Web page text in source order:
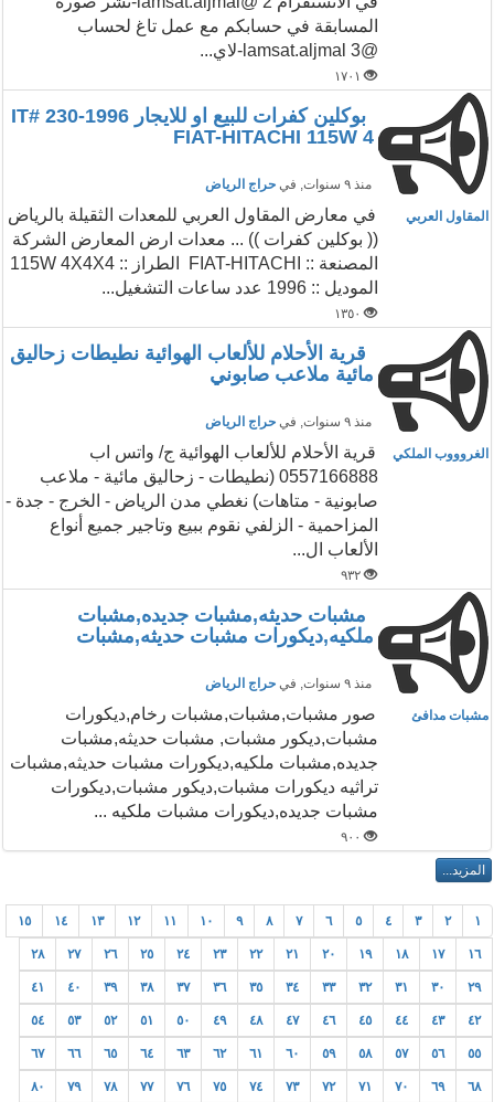
المسابقة في حسابكم مع عمل تاغ لحساب
@lamsat.aljmal 3-لاي...
١٧٠١
بوكلين كفرات للبيع او للايجار IT# 230-1996
FIAT-HITACHI 115W 4
منذ ٩ سنوات , في حراج الرياض
المقاول العربي
في معارض المقاول العربي للمعدات الثقيلة بالرياض
(( بوكلين كفرات )) ... معدات ارض المعارض الشركة
المصنعة :: FIAT-HITACHI الطراز :: 115W 4X4X4
الموديل :: 1996 عدد ساعات التشغيل...
١٣٥٠
قرية الأحلام للألعاب الهوائية نطيطات زحاليق
مائية ملاعب صابوني
منذ ٩ سنوات , في حراج الرياض
الغروووب الملكي
قرية الأحلام للألعاب الهوائية ج/ واتس اب
0557166888 (نطيطات - زحاليق مائية - ملاعب
صابونية - متاهات) نغطي مدن الرياض - الخرج - جدة -
المزاحمية - الزلفي نقوم ببيع وتاجير جميع أنواع
الألعاب ال...
٩٣٢
مشبات حديثه,مشبات جديده,مشبات
ملكيه,ديكورات مشبات حديثه,مشبات
منذ ٩ سنوات , في حراج الرياض
مشبات مدافئ
صور مشبات,مشبات,مشبات رخام,ديكورات
مشبات,ديكور مشبات, مشبات حديثه,مشبات
جديده,مشبات ملكيه,ديكورات مشبات حديثه,مشبات
تراثيه ديكورات مشبات,ديكور مشبات,ديكورات
مشبات جديده,ديكورات مشبات ملكيه ...
٩٠٠
١ ٢ ٣ ٤ ٥ ٦ ٧ ٨ ٩ ١٠ ١١ ١٢ ١٣ ١٤ ١٥
١٦ ١٧ ١٨ ١٩ ٢٠ ٢١ ٢٢ ٢٣ ٢٤ ٢٥ ٢٦ ٢٧ ٢٨
٢٩ ٣٠ ٣١ ٣٢ ٣٣ ٣٤ ٣٥ ٣٦ ٣٧ ٣٨ ٣٩ ٤٠ ٤١
٤٢ ٤٣ ٤٤ ٤٥ ٤٦ ٤٧ ٤٨ ٤٩ ٥٠ ٥١ ٥٢ ٥٣ ٥٤
٥٥ ٥٦ ٥٧ ٥٨ ٥٩ ٦٠ ٦١ ٦٢ ٦٣ ٦٤ ٦٥ ٦٦ ٦٧
٦٨ ٦٩ ٧٠ ٧١ ٧٢ ٧٣ ٧٤ ٧٥ ٧٦ ٧٧ ٧٨ ٧٩ ٨٠